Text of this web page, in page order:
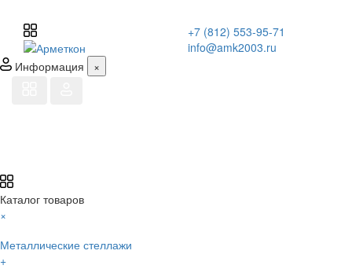
+7 (812) 553-95-71
info@amk2003.ru
Информация
×
Каталог товаров
×
Металлические стеллажи
+